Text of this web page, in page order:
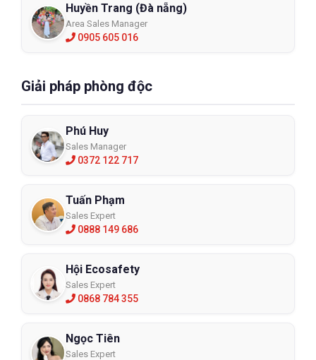
Huyền Trang (Đà nẵng)
Area Sales Manager
0905 605 016
Giải pháp phòng độc
Phú Huy
Sales Manager
0372 122 717
Tuấn Phạm
Sales Expert
0888 149 686
Hội Ecosafety
Sales Expert
0868 784 355
Ngọc Tiên
Sales Expert